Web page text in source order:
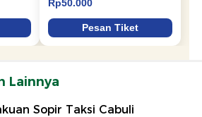
Lainnya
Sopir Taksi Cabuli